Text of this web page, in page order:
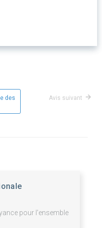
des
Avis suivant
pour l'ensemble